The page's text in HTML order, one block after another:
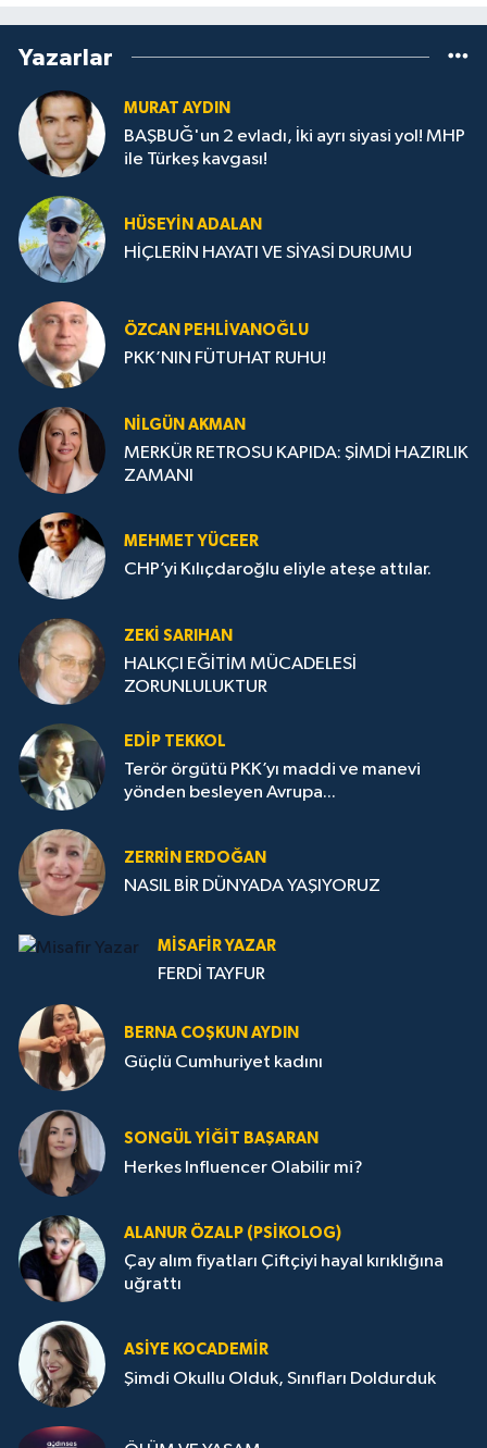
Yazarlar
MURAT AYDIN
BAŞBUĞ'un 2 evladı, İki ayrı siyasi yol! MHP
ile Türkeş kavgası!
HÜSEYIN ADALAN
HİÇLERİN HAYATI VE SİYASİ DURUMU
ÖZCAN PEHLIVANOĞLU
PKK’NIN FÜTUHAT RUHU!
NILGÜN AKMAN
MERKÜR RETROSU KAPIDA: ŞİMDİ HAZIRLIK
ZAMANI
MEHMET YÜCEER
CHP’yi Kılıçdaroğlu eliyle ateşe attılar.
ZEKI SARIHAN
HALKÇI EĞİTİM MÜCADELESİ
ZORUNLULUKTUR
EDIP TEKKOL
Terör örgütü PKK’yı maddi ve manevi
yönden besleyen Avrupa...
ZERRIN ERDOĞAN
NASIL BİR DÜNYADA YAŞIYORUZ
MISAFIR YAZAR
FERDİ TAYFUR
BERNA COŞKUN AYDIN
Güçlü Cumhuriyet kadını
SONGÜL YIĞIT BAŞARAN
Herkes Influencer Olabilir mi?
ALANUR ÖZALP (PSIKOLOG)
Çay alım fiyatları Çiftçiyi hayal kırıklığına
uğrattı
ASIYE KOCADEMİR
Şimdi Okullu Olduk, Sınıfları Doldurduk